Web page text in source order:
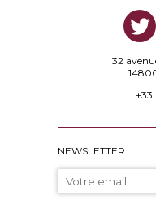
32
+33
NEWSLETTER